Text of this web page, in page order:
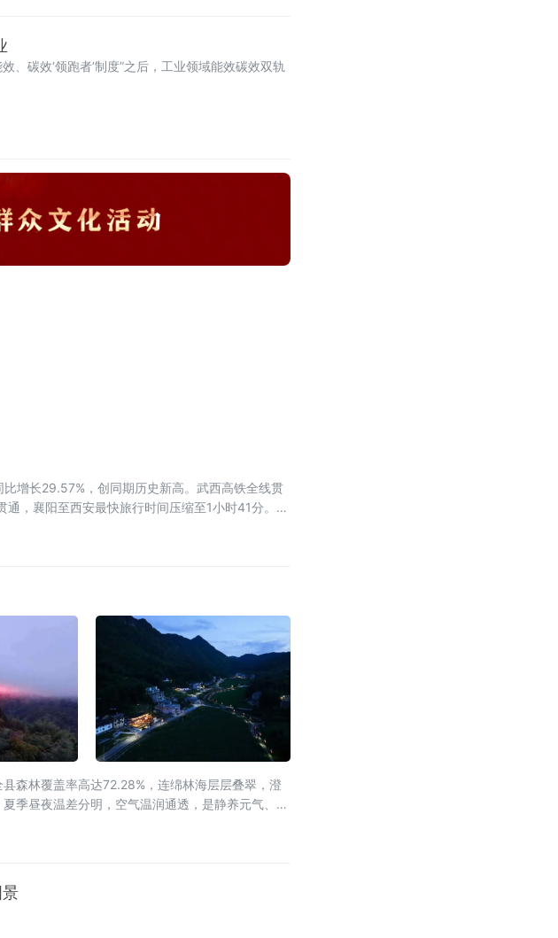
、碳效‘领跑者’制度”之后，工业领域能效碳效双轨
增长29.57%，创同期历史新高。武西高铁全线贯
，襄阳至西安最快旅行时间压缩至1小时41分。据
森林覆盖率高达72.28%，连绵林海层层叠翠，澄
季昼夜温差分明，空气温润通透，是静养元气、调